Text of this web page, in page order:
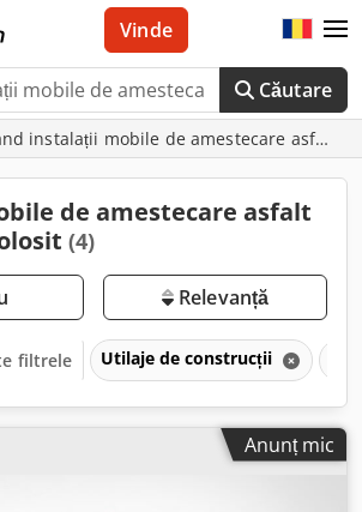
Căutare
Vinde
instalații mobile de amestecare asfalt
de amestecare asfalt
(4)
Relevanță
filtrele Utilaje de construcții
Anunț mic